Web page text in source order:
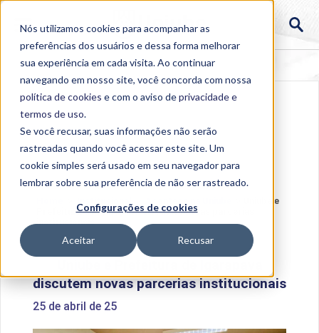
Nós utilizamos cookies para acompanhar as
preferências dos usuários e dessa forma melhorar
sua experiência em cada visita. Ao continuar
navegando em nosso site, você concorda com nossa
política de cookies e com o aviso deprivacidade e
termos de uso.
Se você recusar, suas informações não serão
rastreadas quando você acessar este site. Um
cookie simples será usado em seu navegador para
lembrar sobre sua preferência de não ser rastreado.
Configurações de cookies
Aceitar Recusar
Uniube e
Prefeitura de Igarapava discutem novas parcerias
institucionais
discutem novas parcerias institucionais
25 de abril de 25